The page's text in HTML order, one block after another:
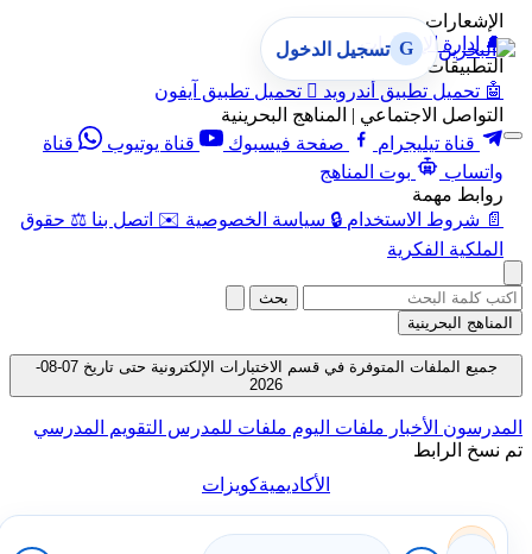
الإشعارات
🔔
إدارة الإشعارات
التطبيقات
🤖 تحميل تطبيق أندرويد  تحميل تطبيق آيفون
التواصل الاجتماعي | المناهج البحرينية
قناة تيليجرام
صفحة فيسبوك قناة يوتيوب
قناة
واتساب
بوت المناهج
روابط مهمة
📄 شروط الاستخدام 🔒 سياسة الخصوصية ✉️ اتصل بنا ⚖️ حقوق
الملكية الفكرية
G تسجيل الدخول
بحث
المناهج البحرينية
جميع الملفات المتوفرة في قسم الاختبارات الإلكترونية حتى تاريخ 07-08-
2026
المدرسون الأخبار ملفات اليوم ملفات للمدرس التقويم المدرسي
تم نسخ الرابط
الأكاديميةكويزات